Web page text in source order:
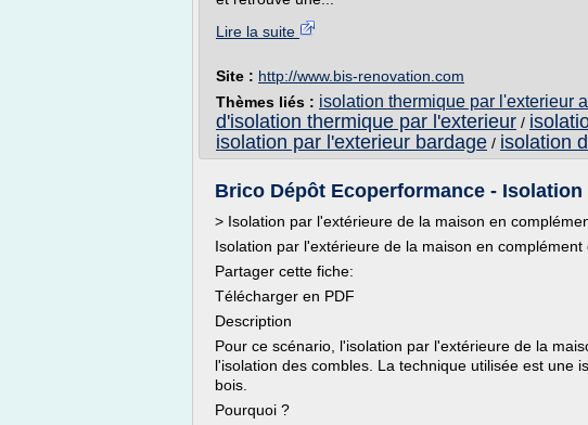
Lire la suite
Site : http://www.bis-renovation.com
Thèmes liés : isolation thermique par l'exterieur
d'isolation thermique par l'exterieur /
isolation par l'exterieur bardage / isolation
Brico Dépôt Ecoperformance - Isolation
> Isolation par l'extérieure de la maison en
Isolation par l'extérieure de la maison en
Partager cette fiche:
Télécharger en PDF
Description
Pour ce scénario, l'isolation par l'extérieure de la
l'isolation des combles. La technique utilisée est une
bois.
Pourquoi ?